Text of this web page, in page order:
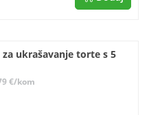
za ukrašavanje torte s 5
€/kom